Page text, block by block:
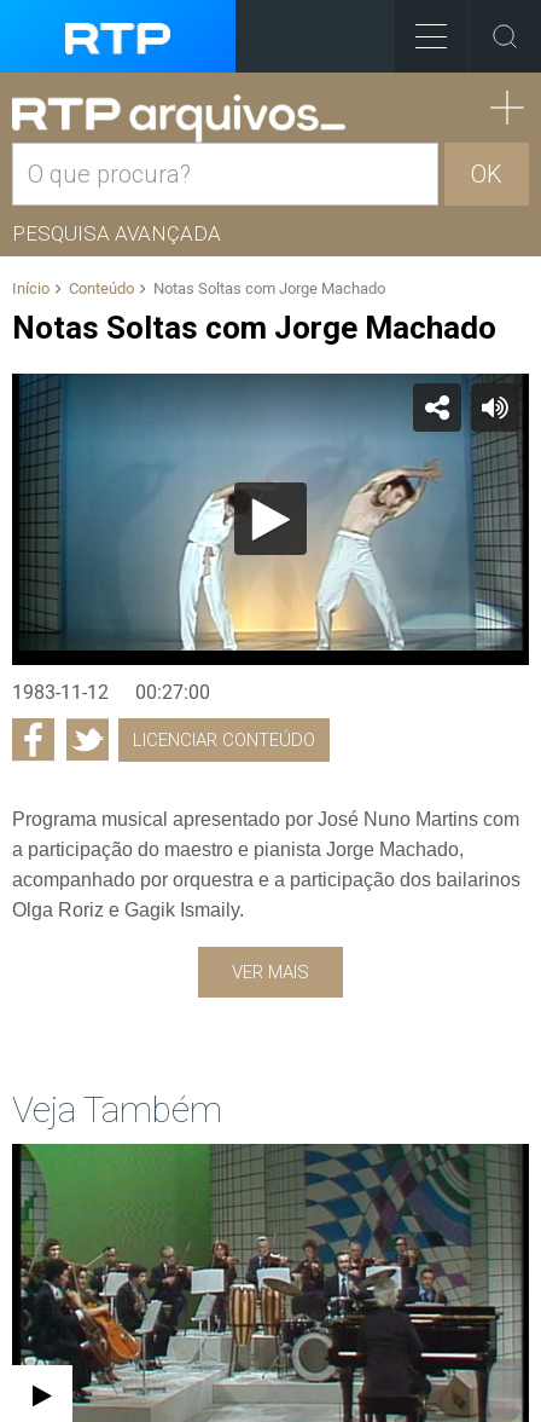
OK
PESQUISA AVANÇADA
Início Conteúdo Notas Soltas com Jorge Machado
Notas Soltas com Jorge Machado
1983-11-12 00:27:00
LICENCIAR CONTEÚDO
Programa musical apresentado por José Nuno Martins com
a participação do maestro e pianista Jorge Machado,
acompanhado por orquestra e a participação dos bailarinos
Olga Roriz e Gagik Ismaily.
VER MAIS
Veja Também